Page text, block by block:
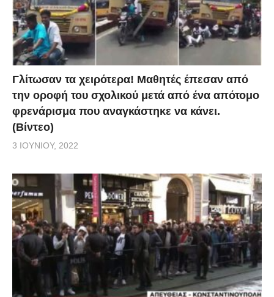
Γλίτωσαν τα χειρότερα! Μαθητές έπεσαν από
την οροφή του σχολικού μετά από ένα απότομο
φρενάρισμα που αναγκάστηκε να κάνει.
(Βίντεο)
3 ΙΟΥΝΊΟΥ, 2022